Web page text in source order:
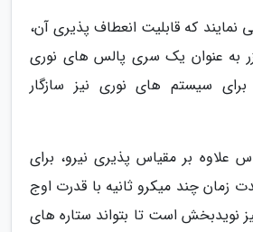
که قابلیت انعطاف پذیری آن،
به عنوان یک سری پالس های نوری
برای سیستم های نوری نیز سازگار
علاوه بر مقیاس پذیری نیرو، برای
زمان چند میکرو ثانیه با قدرت اوج
نویدبخش است تا بتواند ستاره های